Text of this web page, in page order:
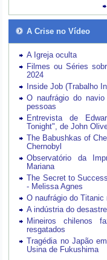
A Crise no Vídeo
A Igreja oculta
Filmes ou Séries
2024
Inside Job (Trabalho
O naufrágio do
pessoas
Entrevista de
Tonight", de John
The Babushkas of
Chernobyl
Observatório da
Mariana
The Secret to
- Melissa Agnes
O naufrágio do
A indústria do
Mineiros chilenos
resgatados
Tragédia no Japão
Usina de Fukushima